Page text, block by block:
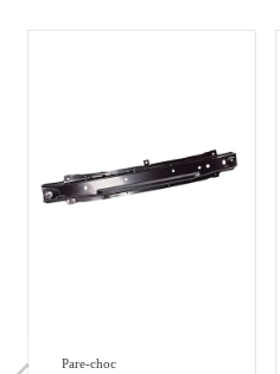
Pare-choc